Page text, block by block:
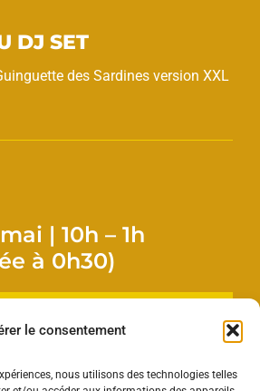
le consentement
nous utilisons des technologies telles
DJ SET
des Sardines version XXL
| 10h – 1h
à 0h30)